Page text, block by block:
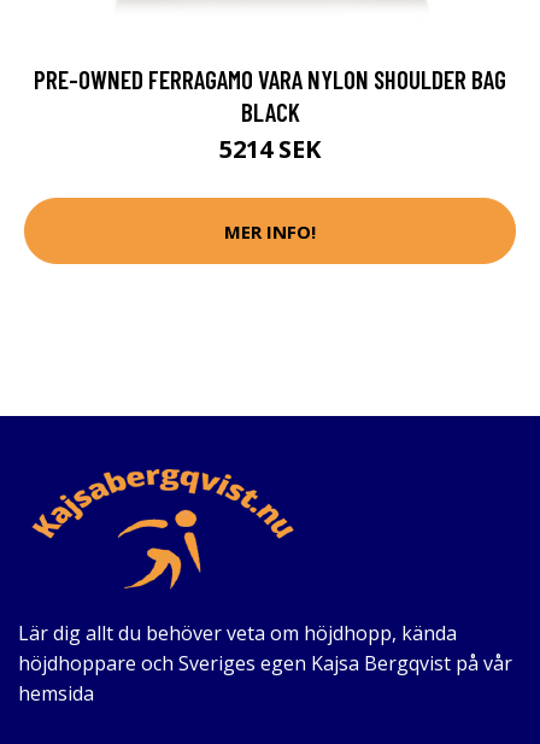
PRE-OWNED FERRAGAMO VARA NYLON SHOULDER BAG
BLACK
5214 SEK
MER INFO!
Lär dig allt du behöver veta om höjdhopp, kända
höjdhoppare och Sveriges egen Kajsa Bergqvist på vår
hemsida